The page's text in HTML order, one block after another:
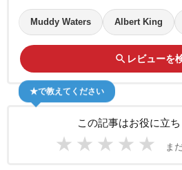
Muddy Waters Albert King
search レビューを
この記事はお役に立
★ ★ ★ ★ ★ ま
★で教えてください